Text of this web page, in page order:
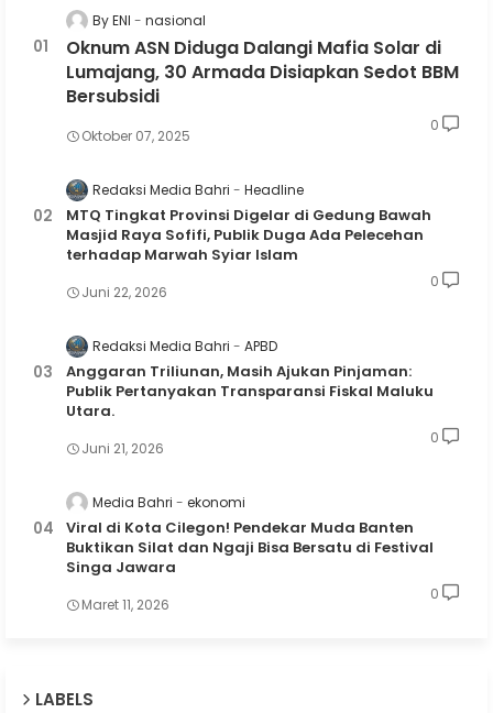
By ENI nasional
Oknum ASN Diduga Dalangi Mafia Solar di
Lumajang, 30 Armada Disiapkan Sedot BBM
Bersubsidi
Oktober 07, 2025
0
Redaksi Media Bahri Headline
MTQ Tingkat Provinsi Digelar di Gedung Bawah
Masjid Raya Sofifi, Publik Duga Ada Pelecehan
terhadap Marwah Syiar Islam
Juni 22, 2026
0
Redaksi Media Bahri APBD
Anggaran Triliunan, Masih Ajukan Pinjaman:
Publik Pertanyakan Transparansi Fiskal Maluku
Utara.
Juni 21, 2026
0
Media Bahri ekonomi
Viral di Kota Cilegon! Pendekar Muda Banten
Buktikan Silat dan Ngaji Bisa Bersatu di Festival
Singa Jawara
Maret 11, 2026
0
LABELS